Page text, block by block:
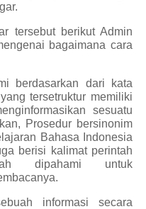
tersebut berikut Admin
bagaimana cara
berdasarkan dari kata
tersetruktur memiliki
sesuatu
Prosedur bersinonim
Bahasa Indonesia
berisi kalimat perintah
dipahami untuk
informasi secara